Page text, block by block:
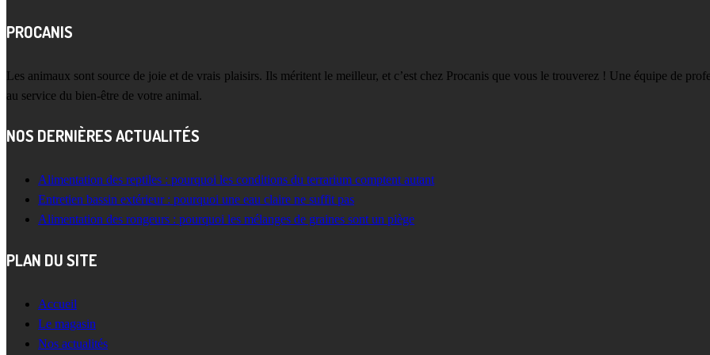
PROCANIS
Les animaux sont source de joie et de vrais plaisirs. Ils méritent le meilleur, et c’est chez Procanis que vous le trouverez ! Une équipe de
au service du bien-être de votre animal.
NOS DERNIÈRES ACTUALITÉS
Alimentation des reptiles : pourquoi les conditions du terrarium comptent autant
Entretien bassin extérieur : pourquoi une eau claire ne suffit pas
Alimentation des rongeurs : pourquoi les mélanges de graines sont un piège
PLAN DU SITE
Accueil
Le magasin
Nos actualités